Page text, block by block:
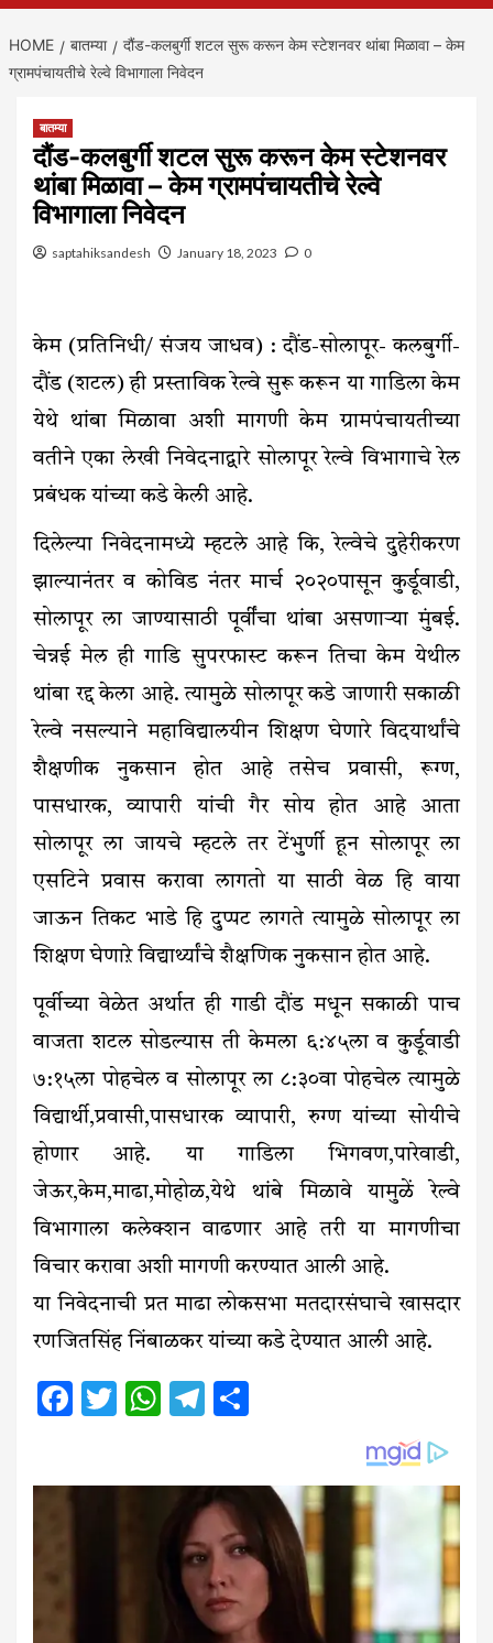
HOME बातम्या
दौंड-कलबुर्गी शटल सुरू करून केम स्टेशनवर थांबा मिळावा – केम
ग्रामपंचायतीचे रेल्वे विभागाला निवेदन
बातम्या
दौंड-कलबुर्गी शटल सुरू करून केम स्टेशनवर
थांबा मिळावा – केम ग्रामपंचायतीचे रेल्वे
विभागाला निवेदन
saptahiksandesh January 18, 2023 0
केम (प्रतिनिधी/ संजय जाधव) : दौंड-सोलापूर- कलबुर्गी-
दौंड (शटल) ही प्रस्ताविक रेल्वे सुरू करून या गाडिला केम
येथे थांबा मिळावा अशी मागणी केम ग्रामपंचायतीच्या
वतीने एका लेखी निवेदनाद्वारे सोलापूर रेल्वे विभागाचे रेल
प्रबंधक यांच्या कडे केली आहे.
दिलेल्या निवेदनामध्ये म्हटले आहे कि, रेल्वेचे दुहेरीकरण
झाल्यानंतर व कोविड नंतर मार्च २०२०पासून कुर्डूवाडी,
सोलापूर ला जाण्यासाठी पूर्वींचा थांबा असणाऱ्या मुंबई.
चेन्नई मेल ही गाडि सुपरफास्ट करून तिचा केम येथील
थांबा रद्द केला आहे. त्यामुळे सोलापूर कडे जाणारी सकाळी
रेल्वे नसल्याने महाविद्यालयीन शिक्षण घेणारे विदयार्थांचे
शैक्षणीक नुकसान होत आहे तसेच प्रवासी, रूग्ण,
पासधारक, व्यापारी यांची गैर सोय होत आहे आता
सोलापूर ला जायचे म्हटले तर टेंभुर्णी हून सोलापूर ला
एसटिने प्रवास करावा लागतो या साठी वेळ हि वाया
जाऊन तिकट भाडे हि दुप्पट लागते त्यामुळे सोलापूर ला
शिक्षण घेणाऱे विद्यार्थ्यांचे शैक्षणिक नुकसान होत आहे.
पूर्वीच्या वेळेत अर्थात ही गाडी दौंड मधून सकाळी पाच
वाजता शटल सोडल्यास ती केमला ६:४५ला व कुर्डूवाडी
७:१५ला पोहचेल व सोलापूर ला ८:३०वा पोहचेल त्यामुळे
विद्यार्थी,प्रवासी,पासधारक व्यापारी, रुग्ण यांच्या सोयीचे
होणार आहे. या गाडिला भिगवण,पारेवाडी,
जेऊर,केम,माढा,मोहोळ,येथे थांबे मिळावे यामुळें रेल्वे
विभागाला कलेक्शन वाढणार आहे तरी या मागणीचा
विचार करावा अशी मागणी करण्यात आली आहे.
या निवेदनाची प्रत माढा लोकसभा मतदारसंघाचे खासदार
रणजितसिंह निंबाळकर यांच्या कडे देण्यात आली आहे.
Facebook
Twitter
WhatsApp
Telegram